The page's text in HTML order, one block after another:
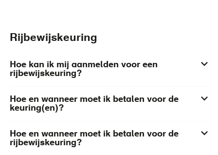
Rijbewijskeuring
Hoe kan ik mij aanmelden voor een
rijbewijskeuring?
Hoe en wanneer moet ik betalen voor de
keuring(en)?
Hoe en wanneer moet ik betalen voor de
rijbewijskeuring?